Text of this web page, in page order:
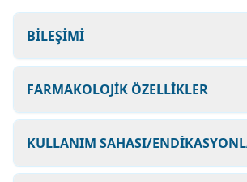
BİLEŞİMİ
FARMAKOLOJİK ÖZELLİKLER
KULLANIM SAHASI/